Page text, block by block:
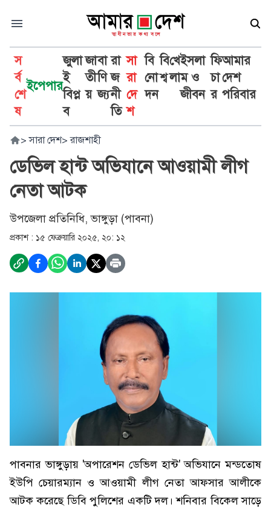
স
র্ব
শে
ষ
ইপেপার
জুলা
ই
বিপ্ল
ব
জা
তী
য়
বা
ণি
জ্য
রা
জ
নী
তি
সা
রা
দে
শ
বি
নো
দন
বি
শ্ব
খে
লা
ইসলা
ম ও
জীবন
ফি
চা
র
আমার
দেশ
পরিবার
> সারা দেশ> রাজশাহী
ডেভিল হান্ট অভিযানে আওয়ামী লীগ
নেতা আটক
উপজেলা প্রতিনিধি, ভাঙ্গুড়া (পাবনা)
প্রকাশ : ১৫ ফেব্রুয়ারি ২০২৫, ২০: ১২
পাবনার ভাঙ্গুড়ায় 'অপারেশন ডেভিল হান্ট' অভিযানে মন্ডতোষ
ইউপি চেয়ারম্যান ও আওয়ামী লীগ নেতা আফসার আলীকে
আটক করেছে ডিবি পুলিশের একটি দল। শনিবার বিকেল সাড়ে